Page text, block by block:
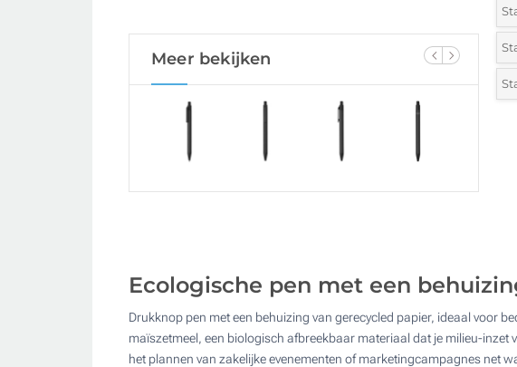
Meer bekijken
*
*
Ecologische pen met een
Drukknop pen met een behuizing van gerecycled papier, ideaal voor
maïszetmeel, een biologisch afbreekbaar materiaal dat je milieu-
het plannen van zakelijke evenementen of marketingcampagnes net